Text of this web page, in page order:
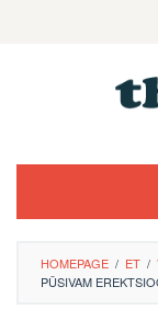
HOMEPAGE / ET /
PÜSIVAM